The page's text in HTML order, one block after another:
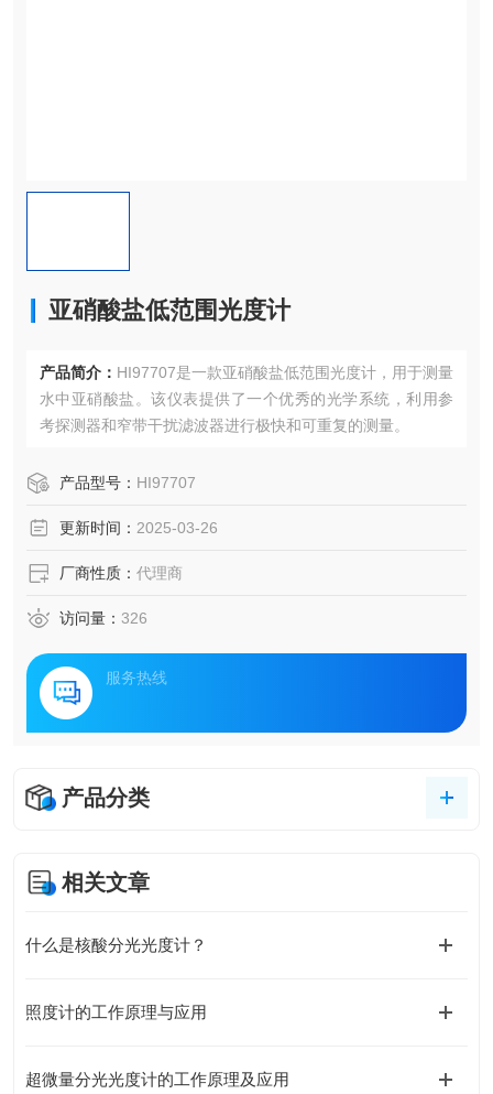
亚硝酸盐低范围光度计
产品简介： HI97707是一款亚硝酸盐低范围光度计，用于测量
水中亚硝酸盐。该仪表提供了一个优秀的光学系统，利用参
考探测器和窄带干扰滤波器进行极快和可重复的测量。
产品型号： HI97707
更新时间： 2025-03-26
厂商性质： 代理商
访问量： 326
服务热线
产品分类
相关文章
什么是核酸分光光度计？
照度计的工作原理与应用
超微量分光光度计的工作原理及应用